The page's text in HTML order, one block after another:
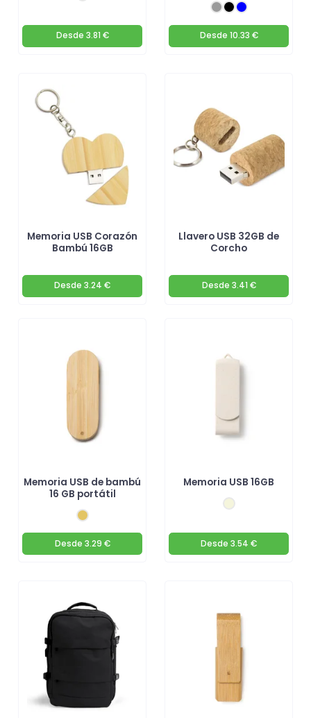
Desde 3.81 € Desde 10.33 €
Memoria USB Corazón
Bambú 16GB
Desde 3.24 €
Llavero USB 32GB de
Corcho
Desde 3.41 €
Memoria USB de bambú
16 GB portátil
Desde 3.29 €
Memoria USB 16GB
Desde 3.54 €